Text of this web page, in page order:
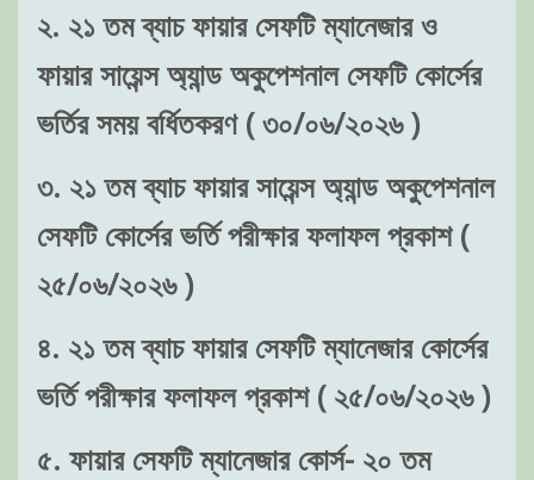
২. ২১ তম ব্যাচ ফায়ার সেফটি ম্যানেজার ও
ফায়ার সায়েন্স অ্যান্ড অকুপেশনাল সেফটি কোর্সের
ভর্তির সময় বর্ধিতকরণ ( ৩০/০৬/২০২৬ )
৩. ২১ তম ব্যাচ ফায়ার সায়েন্স অ্যান্ড অকুপেশনাল
সেফটি কোর্সের ভর্তি পরীক্ষার ফলাফল প্রকাশ (
২৫/০৬/২০২৬ )
৪. ২১ তম ব্যাচ ফায়ার সেফটি ম্যানেজার কোর্সের
ভর্তি পরীক্ষার ফলাফল প্রকাশ ( ২৫/০৬/২০২৬ )
৫. ফায়ার সেফটি ম্যানেজার কোর্স- ২০ তম